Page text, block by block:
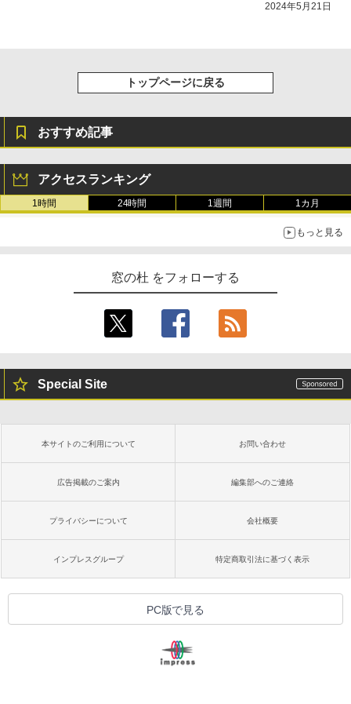
2024年5月21日
トップページに戻る
おすすめ記事
アクセスランキング
1時間 24時間 1週間 1カ月
もっと見る
窓の杜 をフォローする
Special Site
本サイトのご利用について お問い合わせ
広告掲載のご案内 編集部へのご連絡
プライバシーについて 会社概要
インプレスグループ 特定商取引法に基づく表示
PC版で見る